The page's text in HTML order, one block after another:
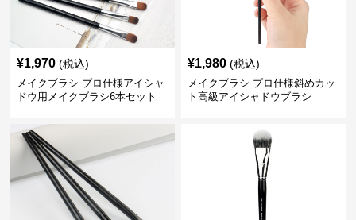
¥1,970 (税込)
メイクブラシ プロ仕様アイシャ
ドウ用メイクブラシ6本セット
¥1,980 (税込)
メイクブラシ プロ仕様斜めカッ
ト高級アイシャドウブラシ